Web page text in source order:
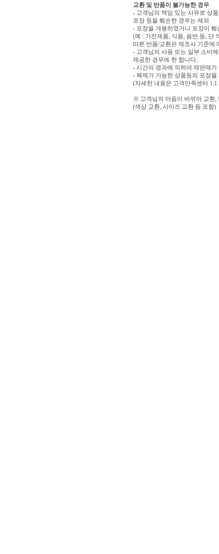
교환 및 반품이 불가능한 경우
- 고객님의 책임 있는 사유로 상
포장 등을 훼손한 경우는 제외
- 포장을 개봉하였거나 포장이
(예 : 가전제품, 식품, 음반 등, 단
따른 반품/교환은 제조사 기준에
- 고객님의 사용 또는 일부 소비
제공한 경우에 한 합니다.
- 시간의 경과에 의하여 재판매
- 복제가 가능한 상품등의 포장을
(자세한 내용은 고객만족센터
※ 고객님의 마음이 바뀌어 교환,
(색상 교환, 사이즈 교환 등 포함)